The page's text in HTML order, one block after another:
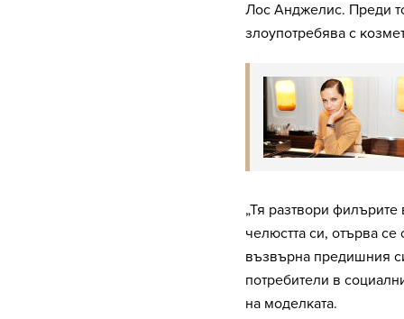
Лос Анджелис. Преди
злоупотребява с
„Тя разтвори
челюстта си, отърва
възвърна предишния
потребители в
на моделката.